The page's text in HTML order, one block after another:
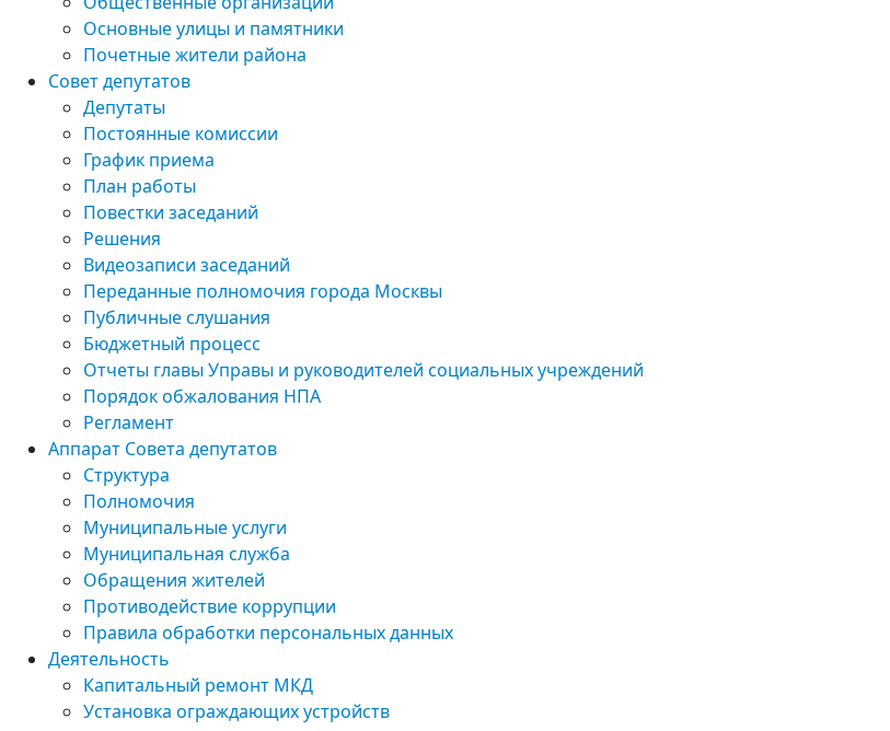
Основные улицы и памятники
Почетные жители района
Совет депутатов
Депутаты
Постоянные комиссии
График приема
План работы
Повестки заседаний
Решения
Видеозаписи заседаний
Переданные полномочия города Москвы
Публичные слушания
Бюджетный процесс
Отчеты главы Управы и руководителей социальных учреждений
Порядок обжалования НПА
Регламент
Аппарат Совета депутатов
Структура
Полномочия
Муниципальные услуги
Муниципальная служба
Обращения жителей
Противодействие коррупции
Правила обработки персональных данных
Деятельность
Капитальный ремонт МКД
Установка ограждающих устройств